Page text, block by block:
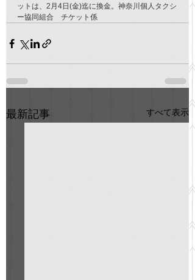
ットは、2月4日(金)迄に換金。神奈川個人タクシ
ー協同組合　チケット係
最新記事 すべて表示